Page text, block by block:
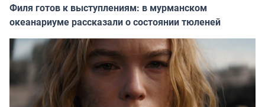
Филя готов к выступлениям: в мурманском
океанариуме рассказали о состоянии тюленей